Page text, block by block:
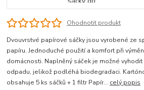
Ohodnotit produkt
Dvouvrstvé papírové sáčky jsou vyrobené ze
papíru. Jednoduché použití a komfort při
domácnosti. Naplněný sáček je možné
odpadu, jelikož podléhá biodegradaci.
obsahuje 5 ks sáčků + 1 filtr Papír... celý popis